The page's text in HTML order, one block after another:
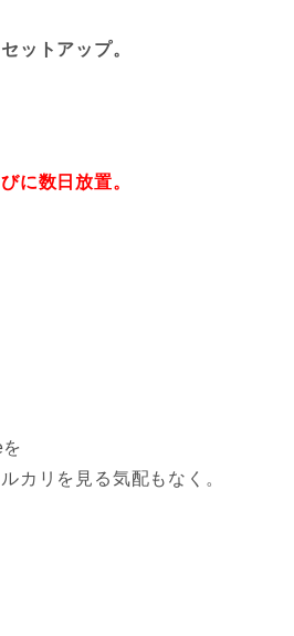
ットアップ。
に数日放置。
カリを見る気配もなく。